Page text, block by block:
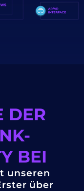
DER
BEI
unseren
über